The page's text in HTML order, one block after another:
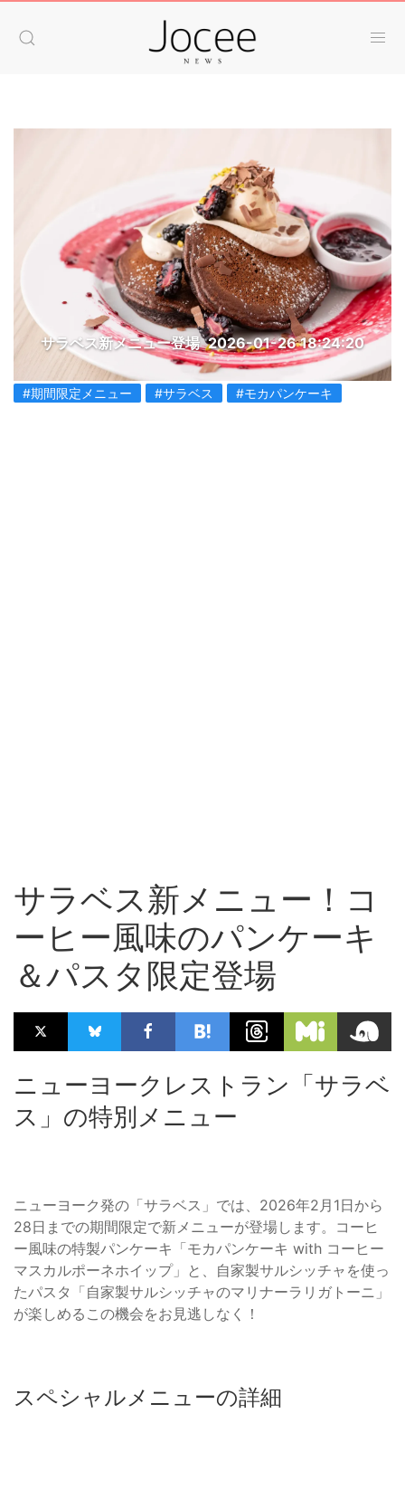
サラベス新メニュー登場 2026-01-26 18:24:20
#期間限定メニュー #サラベス #モカパンケーキ
サラベス新メニュー！コ
ーヒー風味のパンケーキ
＆パスタ限定登場
ニューヨークレストラン「サラベ
ス」の特別メニュー
ニューヨーク発の「サラベス」では、2026年2月1日から
28日までの期間限定で新メニューが登場します。コーヒ
ー風味の特製パンケーキ「モカパンケーキ with コーヒー
マスカルポーネホイップ」と、自家製サルシッチャを使っ
たパスタ「自家製サルシッチャのマリナーラリガトーニ」
が楽しめるこの機会をお見逃しなく！
スペシャルメニューの詳細